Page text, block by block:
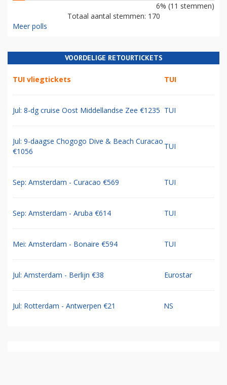
6% (11 stemmen)
Totaal aantal stemmen: 170
Meer polls
VOORDELIGE RETOURTICKETS
TUI vliegtickets TUI
Jul: 8-dg cruise Oost Middellandse Zee €1235 TUI
Jul: 9-daagse Chogogo Dive & Beach Curacao
€1056
TUI
Sep: Amsterdam - Curacao €569 TUI
Sep: Amsterdam - Aruba €614 TUI
Mei: Amsterdam - Bonaire €594 TUI
Jul: Amsterdam - Berlijn €38 Eurostar
Jul: Rotterdam - Antwerpen €21 NS